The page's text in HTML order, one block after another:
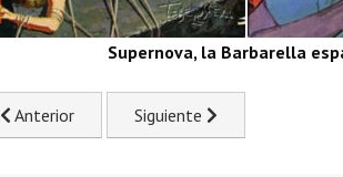
Supernova, la Barbarella
Previous article: Infierno sobre ruedas. Gran
Anterior Next article: Canal TNT.
Siguiente